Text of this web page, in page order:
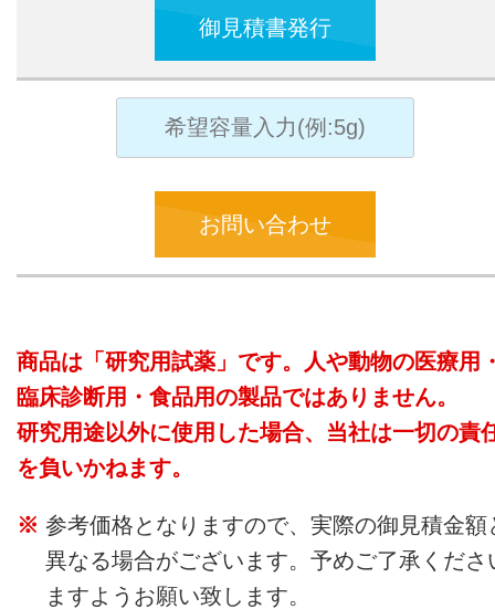
御見積書発行
お問い合わせ
商品は「研究用試薬」です。人や動物の医療用
臨床診断用・食品用の製品ではありません。
研究用途以外に使用した場合、当社は一切の責
を負いかねます。
参考価格となりますので、実際の御見積金額
異なる場合がございます。予めご了承くださ
ますようお願い致します。